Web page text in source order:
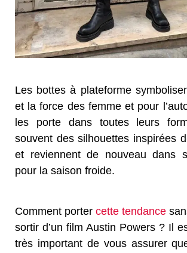
Les bottes à plateforme
et la force des femme et pour
les porte dans toutes leurs
souvent des silhouettes inspirées
et reviennent de nouveau dans
pour la saison froide.
Comment porter cette tendance
sortir d’un film Austin Powers ? Il
très important de vous assurer